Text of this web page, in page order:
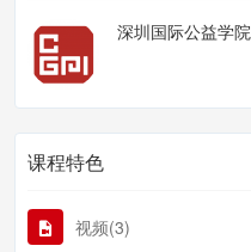
深圳国际公益学院
课程特色
视频(3)